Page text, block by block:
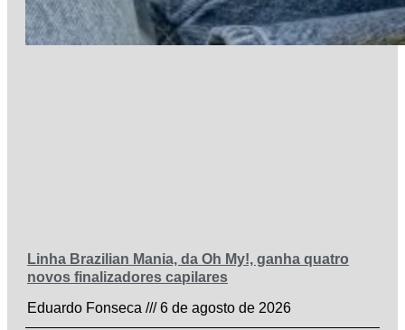
Linha Brazilian Mania, da Oh My!, ganha quatro
novos finalizadores capilares
Eduardo Fonseca
6 de agosto de 2026